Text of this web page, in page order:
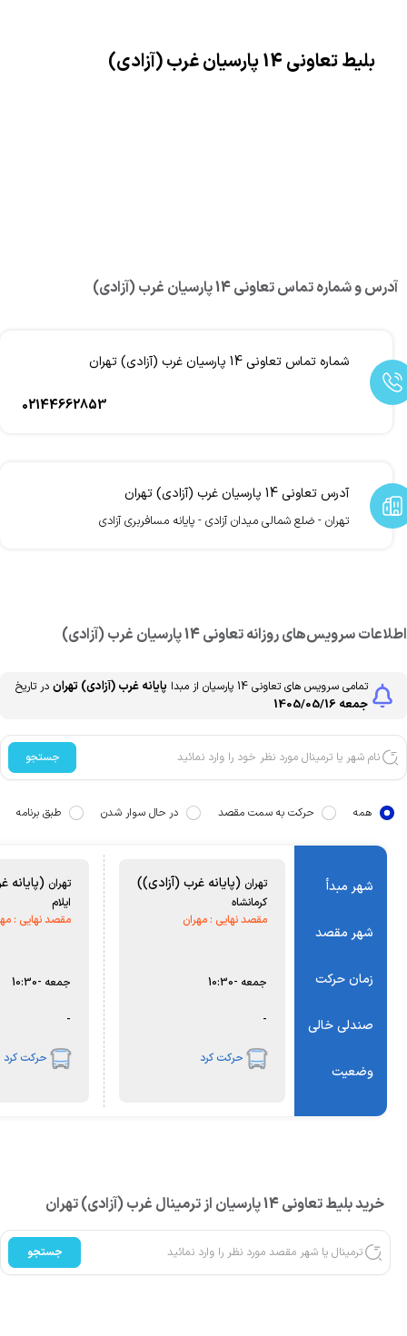
بلیط تعاونی 14 پارسیان غرب (آزادی)
آدرس و شماره تماس تعاونی 14 پارسیان غرب (آزادی)
شماره تماس تعاونی 14 پارسیان غرب (آزادی) تهران
02144662853
آدرس تعاونی 14 پارسیان غرب (آزادی) تهران
تهران - ضلع شمالی میدان آزادی - پایانه مسافربری آزادی
سرویس‌های روزانه تعاونی 14 پارسیان غرب (آزادی)
تمامی سرویس های تعاونی 14 پارسیان از مبدا پایانه غرب (آزادی) تهران در تاریخ
جمعه 1405/05/16
جستجو
همه حرکت به سمت مقصد در حال سوار شدن طبق برنامه
شهر مبدأ
شهر مقصد
زمان حرکت
صندلی خالی
وضعیت
تهران(پایانه غرب (آزادی))
کرمانشاه
مقصد نهایی : مهران
جمعه 10:30
حرکت کرد
تهران(پایانه
ایلام
مقصد نهایی :
جمعه 10:30
حرکت کرد
خرید بلیط تعاونی 14 پارسیان از ترمینال غرب (آزادی) تهران
جستجو